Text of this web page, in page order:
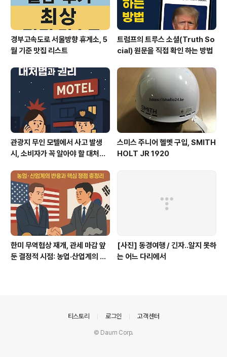
경부고속도로 서울방향 휴게소, 5
월 기준 맛집 리스트
트럼프의 트루스 소셜(Truth So
cial) 원문을 직접 확인 하는 방법
관광지 무인 모텔에서 사고 발생
시, 소비자가 꼭 알아야 할 대처법
스미스 주니어 헬멧 구입, SMITH
HOLT JR 1920
한미 무역협상 재개, 관세 마감 앞
둔 결정적 시점: 농업·산업계의 반
[사진] 동경여행 / 긴자..알지 못하
는 어느 다리에서
티스토리 로그인 고객센터
© Daum Corp.